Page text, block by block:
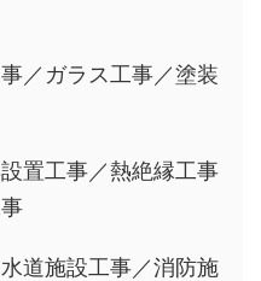
／ガラス工事／塗装
置工事／熱絶縁工事
道施設工事／消防施